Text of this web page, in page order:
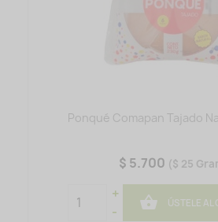
Ponqué Comapan Tajado
$ 5.700 ($ 25
+
-
 ÚSTELE AL